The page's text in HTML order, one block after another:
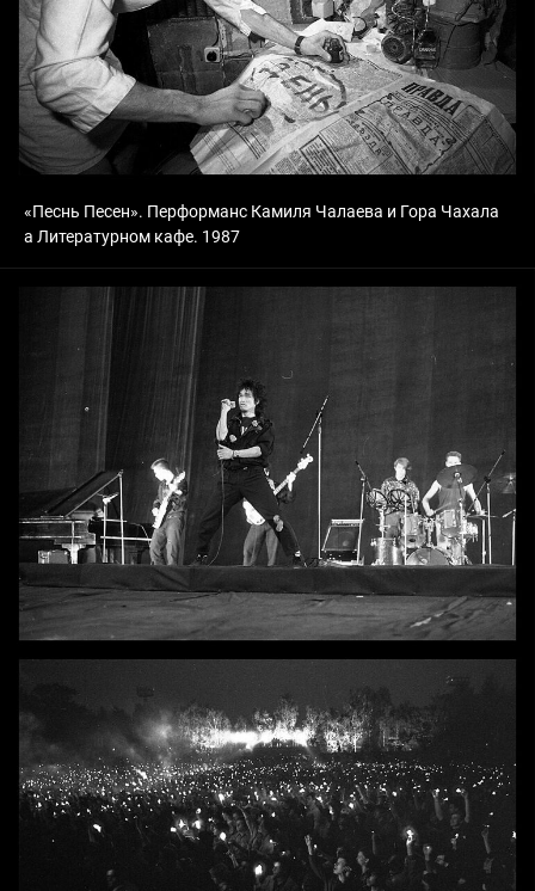
«Песнь Песен». Перформанс Камиля Чалаева и Гора Чахала
а Литературном кафе. 1987